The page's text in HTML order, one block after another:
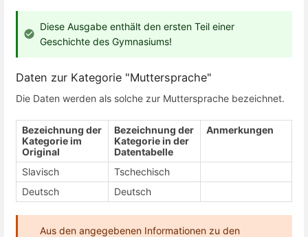
Diese Ausgabe enthält den ersten Teil einer
Geschichte des Gymnasiums!
Daten zur Kategorie "Muttersprache"
Die Daten werden als solche zur Muttersprache bezeichnet.
Bezeichnung der
Kategorie im
Original
Bezeichnung der
Kategorie in der
Datentabelle
Anmerkungen
Slavisch
Tschechisch
Deutsch
Deutsch
Aus den angegebenen Informationen zu den